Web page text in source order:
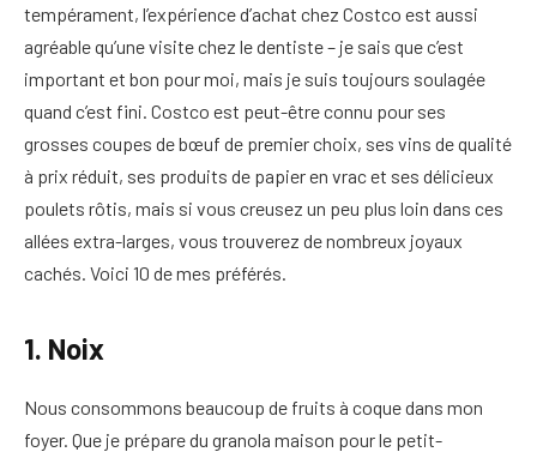
tempérament, l’expérience d’achat chez Costco est aussi
agréable qu’une visite chez le dentiste – je sais que c’est
important et bon pour moi, mais je suis toujours soulagée
quand c’est fini. Costco est peut-être connu pour ses
grosses coupes de bœuf de premier choix, ses vins de qualité
à prix réduit, ses produits de papier en vrac et ses délicieux
poulets rôtis, mais si vous creusez un peu plus loin dans ces
allées extra-larges, vous trouverez de nombreux joyaux
cachés. Voici 10 de mes préférés.
1. Noix
Nous consommons beaucoup de fruits à coque dans mon
foyer. Que je prépare du granola maison pour le petit-